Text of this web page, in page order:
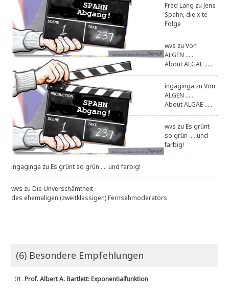
Fred Lang zuJens
Spahn, die x-te
Folge
wvs zuVon
ALGEN .....
About ALGAE .....
ingaginga zuVon
ALGEN .....
About ALGAE .....
wvs zuEs grünt
so grün .... und
farbig!
ingaginga zuEs grünt so grün .... und farbig!
wvs zuDie Unverschämtheit
des ehemaligen (zweitklassigen) Fernsehmoderators
(6) Besondere Empfehlungen
01.Prof. Albert A. Bartlett: Exponentialfunktion